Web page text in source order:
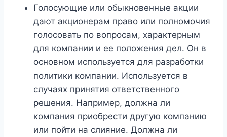
Голосующие или обыкновенные акции
дают акционерам право или полномочия
голосовать по вопросам, характерным
для компании и ее положения дел. Он в
основном используется для разработки
политики компании. Используется в
случаях принятия ответственного
решения. Например, должна ли
компания приобрести другую компанию
или пойти на слияние. Должна ли